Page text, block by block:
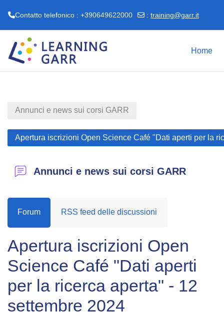
Contatto telefonico : +390649622000 : training@garr.it
Home
Annunci e news sui corsi GARR
Apertura iscrizioni Open Science Café "Dati aperti per la
Annunci e news sui corsi GARR
Forum RSS feed delle discussioni
Apertura iscrizioni Open
Science Café "Dati aperti
per la ricerca aperta" - 12
settembre 2024